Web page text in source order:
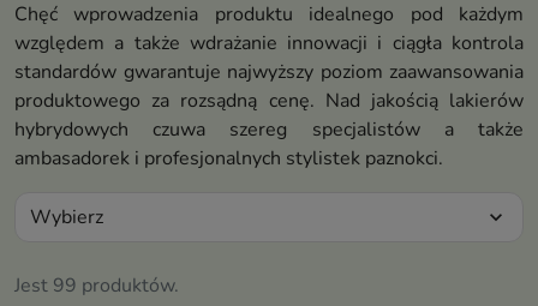
Chęć wprowadzenia produktu idealnego pod każdym
względem a także wdrażanie innowacji i ciągła kontrola
standardów gwarantuje najwyższy poziom zaawansowania
produktowego za rozsądną cenę. Nad jakością lakierów
hybrydowych czuwa szereg specjalistów a także
ambasadorek i profesjonalnych stylistek paznokci.
Jest 99 produktów.
Wybierz expand_more